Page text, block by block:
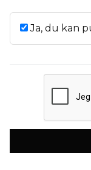
Ja, du kan